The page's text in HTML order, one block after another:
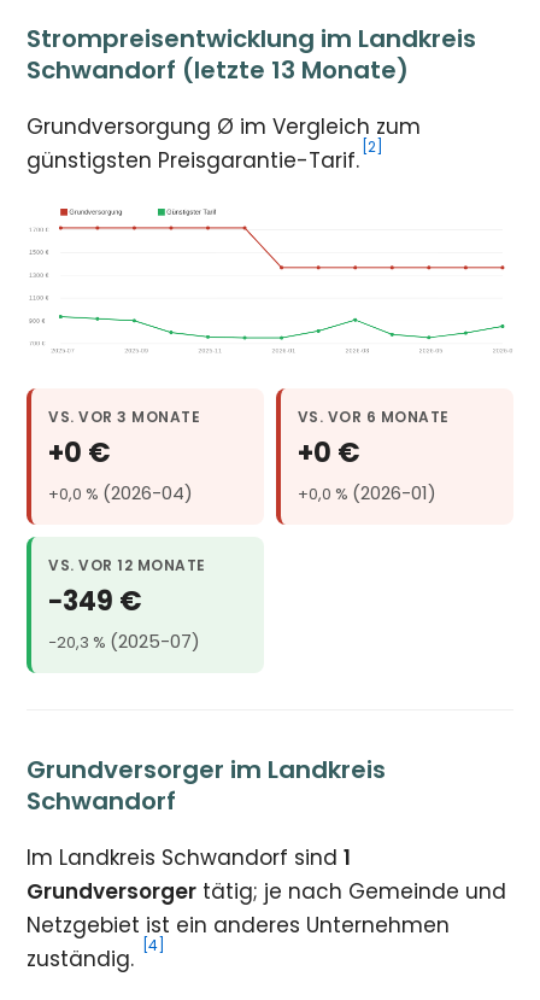
Strompreisentwicklung im Landkreis
Schwandorf (letzte 13 Monate)
Grundversorgung Ø im Vergleich zum
günstigsten Preisgarantie-Tarif. [2]
VS. VOR 3 MONATE
+0 €
+0,0 % (2026-04)
VS. VOR 6 MONATE
+0 €
+0,0 % (2026-01)
VS. VOR 12 MONATE
−349 €
−20,3 % (2025-07)
Grundversorger im Landkreis
Schwandorf
Im Landkreis Schwandorf sind1
Grundversorger tätig; je nach Gemeinde und
Netzgebiet ist ein anderes Unternehmen
zuständig.
[4]